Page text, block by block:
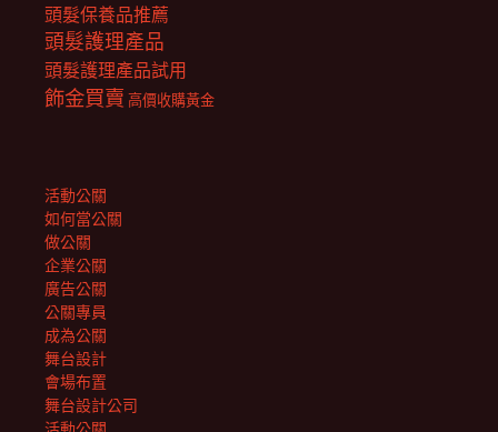
頭髮保養品推薦
頭髮護理產品
頭髮護理產品試用
飾金買賣 高價收購黃金
活動公關
如何當公關
做公關
企業公關
廣告公關
公關專員
成為公關
舞台設計
會場布置
舞台設計公司